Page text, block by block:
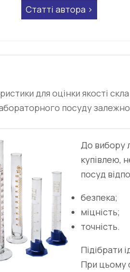
Статті автора
для оцінки якості скла
посуду
До вибору
купівлею,
посуд
безпека;
міцність;
точність.
Підібрати
При цьому